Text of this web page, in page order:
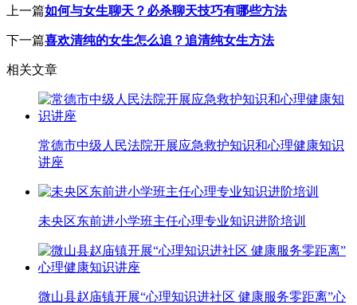
上一篇如何与女生聊天？必杀聊天技巧有哪些方法
下一篇喜欢清纯的女生怎么追？追清纯女生方法
相关文章
常德市中级人民法院开展应急救护知识和心理健康知识
讲座
未央区东前进小学班主任心理专业知识进阶培训
微山县赵庙镇开展“心理知识进社区 健康服务零距离”心